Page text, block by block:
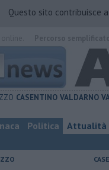
Questo sito contribuisce
CASENTINO VALDARNO
Politica Attualità